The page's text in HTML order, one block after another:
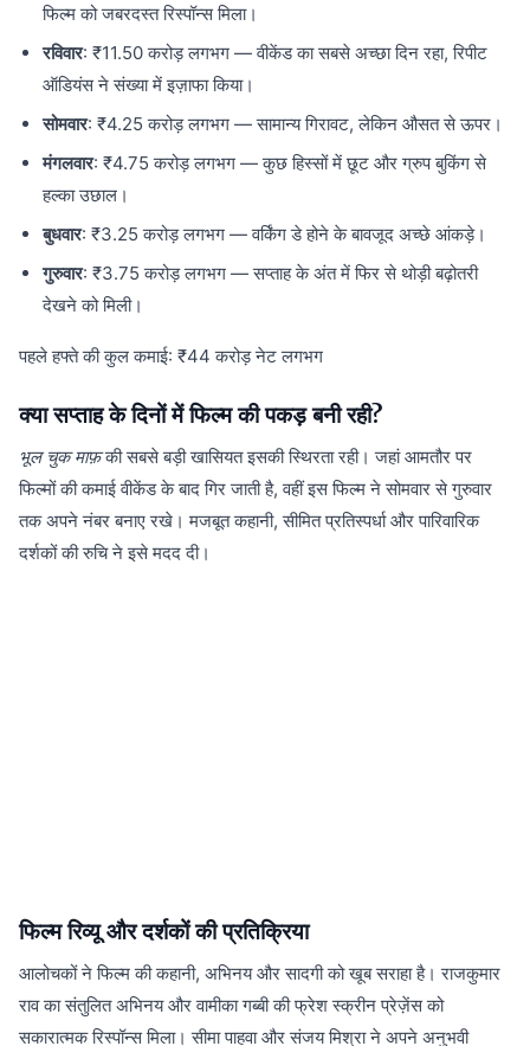
फिल्म को जबरदस्त रिस्पॉन्स मिला।
रविवार: ₹11.50 करोड़ लगभग — वीकेंड का सबसे अच्छा दिन रहा, रिपीट
ऑडियंस ने संख्या में इज़ाफा किया।
सोमवार: ₹4.25 करोड़ लगभग — सामान्य गिरावट, लेकिन औसत से ऊपर।
मंगलवार: ₹4.75 करोड़ लगभग — कुछ हिस्सों में छूट और ग्रुप बुकिंग से
हल्का उछाल।
बुधवार: ₹3.25 करोड़ लगभग — वर्किंग डे होने के बावजूद अच्छे आंकड़े।
गुरुवार: ₹3.75 करोड़ लगभग — सप्ताह के अंत में फिर से थोड़ी बढ़ोतरी
देखने को मिली।
पहले हफ्ते की कुल कमाई: ₹44 करोड़ नेट लगभग
क्या सप्ताह के दिनों में फिल्म की पकड़ बनी रही?
भूल चुक माफ़की सबसे बड़ी खासियत इसकी स्थिरता रही। जहां आमतौर पर
फिल्मों की कमाई वीकेंड के बाद गिर जाती है, वहीं इस फिल्म ने सोमवार से गुरुवार
तक अपने नंबर बनाए रखे। मजबूत कहानी, सीमित प्रतिस्पर्धा और पारिवारिक
दर्शकों की रुचि ने इसे मदद दी।
फिल्म रिव्यू और दर्शकों की प्रतिक्रिया
आलोचकों ने फिल्म की कहानी, अभिनय और सादगी को खूब सराहा है। राजकुमार
राव का संतुलित अभिनय और वामीका गब्बी की फ्रेश स्क्रीन प्रेज़ेंस को
सकारात्मक रिस्पॉन्स मिला। सीमा पाहवा और संजय मिश्रा ने अपने अनुभवी